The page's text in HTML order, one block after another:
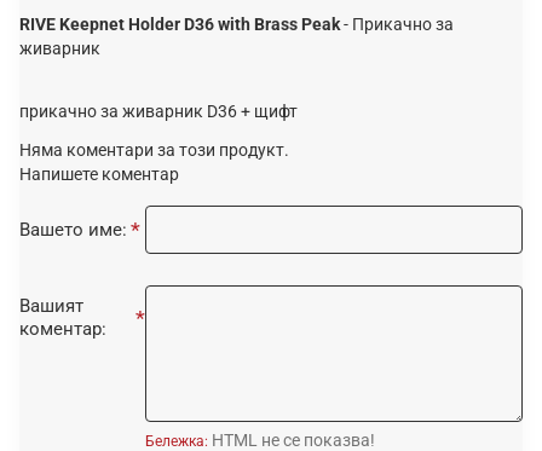
RIVE Keepnet Holder D36 with Brass Peak- Прикачно за
живарник
прикачно за живарник D36 + щифт
Няма коментари за този продукт.
Напишете коментар
Вашето име:
Вашият
коментар:
Бележка: HTML не се показва!